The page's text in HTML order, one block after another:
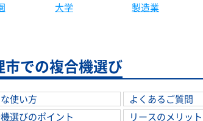
大学 製造業